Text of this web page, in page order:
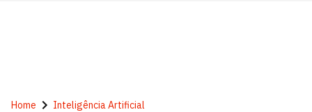
Home Inteligência Artificial